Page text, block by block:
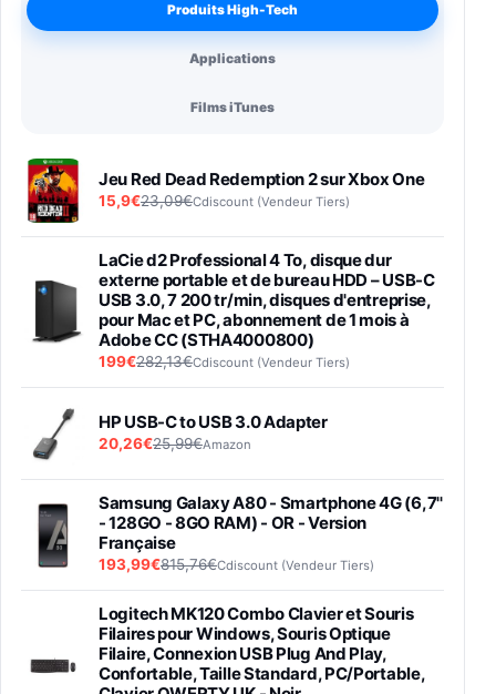
Produits High-Tech
Applications
Films iTunes
Jeu Red Dead Redemption 2 sur Xbox One
15,9€23,09€Cdiscount (Vendeur Tiers)
LaCie d2 Professional 4 To, disque dur
externe portable et de bureau HDD – USB-C
USB 3.0, 7 200 tr/min, disques d'entreprise,
pour Mac et PC, abonnement de 1 mois à
Adobe CC (STHA4000800)
199€282,13€Cdiscount (Vendeur Tiers)
HP USB-C to USB 3.0 Adapter
20,26€25,99€Amazon
Samsung Galaxy A80 - Smartphone 4G (6,7''
- 128GO - 8GO RAM) - OR - Version
Française
193,99€815,76€Cdiscount (Vendeur Tiers)
Logitech MK120 Combo Clavier et Souris
Filaires pour Windows, Souris Optique
Filaire, Connexion USB Plug And Play,
Confortable, Taille Standard, PC/Portable,